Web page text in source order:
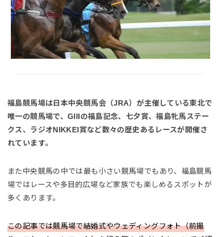
福島競馬場は日本中央競馬会（JRA）が主催している東北で
唯一の競馬場で、GIIIの福島記念、七夕賞、福島牝馬ステー
クス、ラジオNIKKEI賞など数々の歴史あるレースが開催さ
れています。
また中央競馬の中では最も小さい競馬場でもあり、福島競馬
場ではレースや多目的広場など家族でも楽しめるスポットが
多くあります。
この記事では競馬場で結婚式やウェディングフォト（前撮